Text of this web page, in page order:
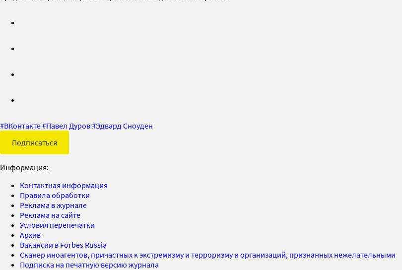
#ВКонтакте#Павел Дуров#Эдвард Сноуден
Подписаться
Информация:
Контактная информация
Правила обработки
Реклама в журнале
Реклама на сайте
Условия перепечатки
Архив
Вакансии в Forbes Russia
Сканер иноагентов, причастных к экстремизму и терроризму и организаций, признанных нежелательными
Подписка на печатную версию журнала